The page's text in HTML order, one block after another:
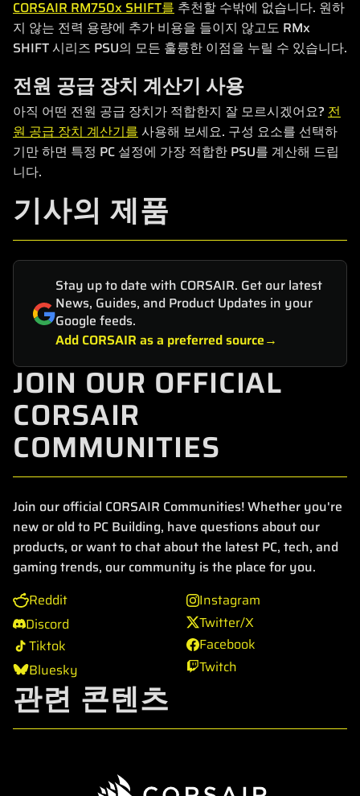
CORSAIR RM750x SHIFT를 추천할 수밖에 없습니다. 원하
지 않는 전력 용량에 추가 비용을 들이지 않고도 RMx
SHIFT 시리즈 PSU의 모든 훌륭한 이점을 누릴 수 있습니다.
전원 공급 장치 계산기 사용
아직 어떤 전원 공급 장치가 적합한지 잘 모르시겠어요? 전
원 공급 장치 계산기를사용해 보세요. 구성 요소를 선택하
기만 하면 특정 PC 설정에 가장 적합한 PSU를 계산해 드립
니다.
기사의 제품
Stay up to date with CORSAIR. Get our latest
News, Guides, and Product Updates in your
Google feeds.
Add CORSAIR as a preferred source
JOIN OUR OFFICIAL
CORSAIR
COMMUNITIES
Join our official CORSAIR Communities! Whether you're
new or old to PC Building, have questions about our
products, or want to chat about the latest PC, tech, and
gaming trends, our community is the place for you.
Reddit
Discord
Tiktok
Bluesky
Instagram
Twitter/X
Facebook
Twitch
관련 콘텐츠